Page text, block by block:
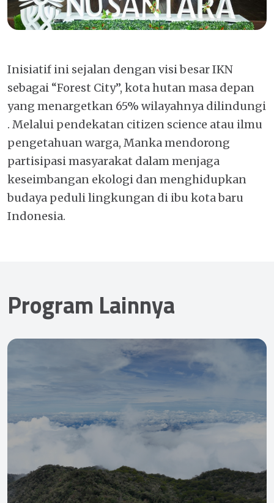
Inisiatif ini sejalan dengan visi besar IKN
sebagai “Forest City”, kota hutan masa depan
yang menargetkan 65% wilayahnya dilindungi
. Melalui pendekatan citizen science atau ilmu
pengetahuan warga, Manka mendorong
partisipasi masyarakat dalam menjaga
keseimbangan ekologi dan menghidupkan
budaya peduli lingkungan di ibu kota baru
Indonesia.
Program Lainnya